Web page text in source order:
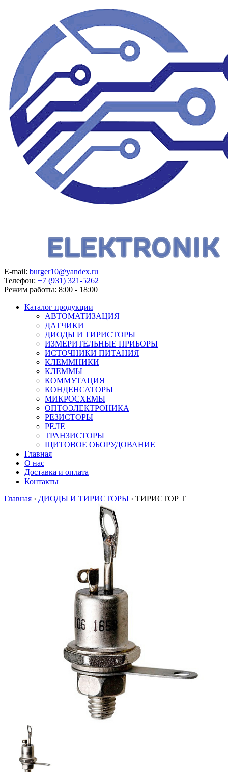
E-mail: burger10@yandex.ru
Телефон: +7 (931) 321-5262
Режим работы: 8:00 - 18:00
Каталог продукции
АВТОМАТИЗАЦИЯ
ДАТЧИКИ
ДИОДЫ И ТИРИСТОРЫ
ИЗМЕРИТЕЛЬНЫЕ ПРИБОРЫ
ИСТОЧНИКИ ПИТАНИЯ
КЛЕММНИКИ
КЛЕММЫ
КОММУТАЦИЯ
КОНДЕНСАТОРЫ
МИКРОСХЕМЫ
ОПТОЭЛЕКТРОНИКА
РЕЗИСТОРЫ
РЕЛЕ
ТРАНЗИСТОРЫ
ЩИТОВОЕ ОБОРУДОВАНИЕ
Главная
О нас
Доставка и оплата
Контакты
Главная › ДИОДЫ И ТИРИСТОРЫ › ТИРИСТОР Т